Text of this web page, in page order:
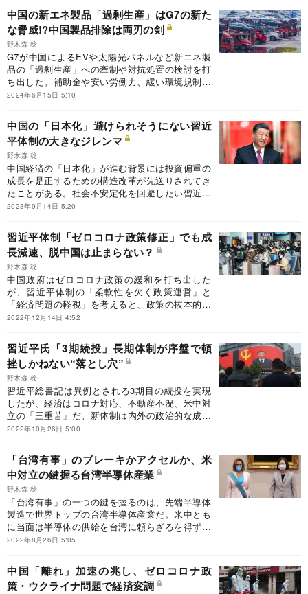
でその大きな市場や「世界の工場」の役割を担え
る国は出ておらず、世界へのマイナス影響の波及
が懸念される。
中国の新エネ製品「過剰生産」はG7の新た
な脅威!?中国製品排除は両刃の剣
野木森 稔
G7が中国によるEVや太陽光パネルなど新エネ製
品の「過剰生産」への牽制や対抗処置の検討を打
ち出した。補助金や安い労働力、緩い環境規制に
よるコスト競争力を背景に流入し自国の脱炭素産
の流入排除はインフレによる景気悪化リスクを強
める両刃の剣の危うさがある。
2024年6月15日 5:10
中国の「日本化」避けられそうにない習近
平体制の大きなジレンマ
野木森 稔
中国経済の「日本化」が進む背景には投資偏重の
成長を是正するための構造改革が先送りされてき
たことがある。社会不安定化を回避したい習近平
指導部は「共同富裕」など政治的成果を重視する
2023年9月14日 5:20
習近平体制「ゼロコロナ政策修正」でも成
長減速、脱中国は止まらない？
野木森 稔
中国政府はゼロコロナ政策の緩和を打ち出した
が、習近平体制の「柔軟性を欠く政策運営」と
「経済問題の軽視」を考えると、政策の抜本的な
転換は難しく成長減速や企業の「脱中国」の動き
2022年12月14日 4:52
習近平氏「3期続投」長期体制が序盤で頓
挫しかねない“落とし穴”
野木森 稔
習近平総書記は異例とされる3期目の続投を実現
したが、経済はコロナ対応、不動産不況、米中対
立の「三重苦」だ。新体制は内外の政治的な成果
にのみ固執し経済軽視から序盤でつまずく可能性
2022年10月26日 5:00
「台湾有事」のブレーキかアクセルか、米
中対立の鍵握る台湾半導体産業
野木森 稔
「台湾有事」の一つの鍵を握るのは、先端半導体
製造で世界トップの台湾半導体産業だ。米中とも
に当面は半導体の供給を台湾に頼らざるを得ず、
台湾半導体を巡る綱引きが「新たな台湾問題」と
2022年8月26日 5:05
中国「離れ」加速の兆し、ゼロコロナ政
策・ウクライナ問題で経済変調